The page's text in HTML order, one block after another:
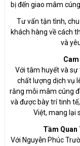
bị đến giao mâm
Tư vấn tận tình,
khách hàng về cách
và
Với tâm huyết và
chất lượng dịch vụ
rằng mỗi mâm cúng
và được bày trí tinh
Việt, mang lại
Tầm Quan
Với Nguyễn Phúc